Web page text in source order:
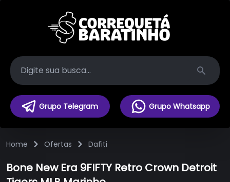
Search
Grupo Telegram Grupo Whatsapp
Home Ofertas Dafiti
Bone New Era 9FIFTY Retro Crown Detroit